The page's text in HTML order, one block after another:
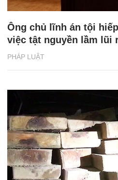
PHÁP LUẬT
Ông chủ lĩnh án tội
việc tật nguyền lầm lũi